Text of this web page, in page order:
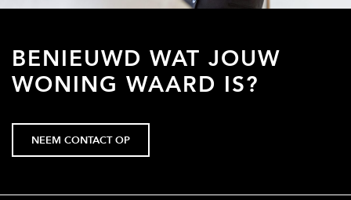
BENIEUWD WAT JOUW
WONING WAARD IS?
NEEM CONTACT OP